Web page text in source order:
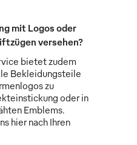
mit Logos oder
versehen?
bietet zudem
Bekleidungsteile
zu
oder in
Emblems.
hier nach Ihren